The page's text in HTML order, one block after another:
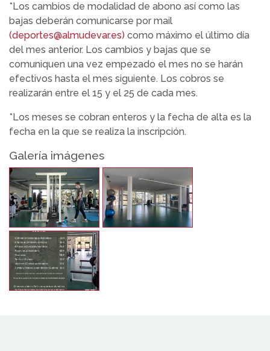
*Los cambios de modalidad de abono así como las
bajas deberán comunicarse por mail
(deportes@almudevar.es) como máximo el último día
del mes anterior. Los cambios y bajas que se
comuniquen una vez empezado el mes no se harán
efectivos hasta el mes siguiente. Los cobros se
realizarán entre el 15 y el 25 de cada mes.
*Los meses se cobran enteros y la fecha de alta es la
fecha en la que se realiza la inscripción.
Galería imágenes